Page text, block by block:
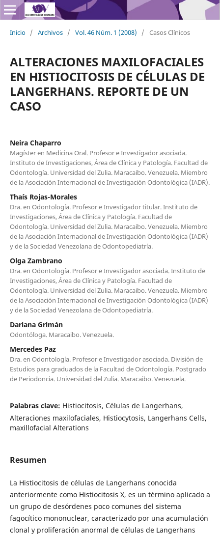
Inicio / Archivos / Vol. 46 Núm. 1 (2008) / Casos Clínicos
ALTERACIONES MAXILOFACIALES
EN HISTIOCITOSIS DE CÉLULAS DE
LANGERHANS. REPORTE DE UN
CASO
Neira Chaparro
Magíster en Medicina Oral. Profesor e Investigador asociada.
Instituto de Investigaciones, Área de Clínica y Patología. Facultad de
Odontología. Universidad del Zulia. Maracaibo. Venezuela. Miembro
de la Asociación Internacional de Investigación Odontológica (IADR).
Thaís Rojas-Morales
Dra. en Odontología. Profesor e Investigador titular. Instituto de
Investigaciones, Área de Clínica y Patología. Facultad de
Odontología. Universidad del Zulia. Maracaibo. Venezuela. Miembro
de la Asociación Internacional de Investigación Odontológica (IADR)
y de la Sociedad Venezolana de Odontopediatría.
Olga Zambrano
Dra. en Odontología. Profesor e Investigador asociada. Instituto de
Investigaciones, Área de Clínica y Patología. Facultad de
Odontología. Universidad del Zulia. Maracaibo. Venezuela. Miembro
de la Asociación Internacional de Investigación Odontológica (IADR)
y de la Sociedad Venezolana de Odontopediatría.
Dariana Grimán
Odontóloga. Maracaibo. Venezuela.
Mercedes Paz
Dra. en Odontología. Profesor e Investigador asociada. División de
Estudios para graduados de la Facultad de Odontología. Postgrado
de Periodoncia. Universidad del Zulia. Maracaibo. Venezuela.
Palabras clave: Histiocitosis, Células de Langerhans,
Alteraciones maxilofaciales, Histiocytosis, Langerhans Cells,
maxillofacial Alterations
Resumen
La Histiocitosis de células de Langerhans conocida
anteriormente como Histiocitosis X, es un término aplicado a
un grupo de desórdenes poco comunes del sistema
fagocítico mononuclear, caracterizado por una acumulación
clonal y proliferación anormal de células de Langerhans